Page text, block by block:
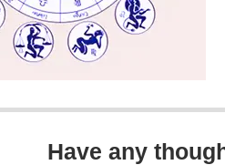
Have any